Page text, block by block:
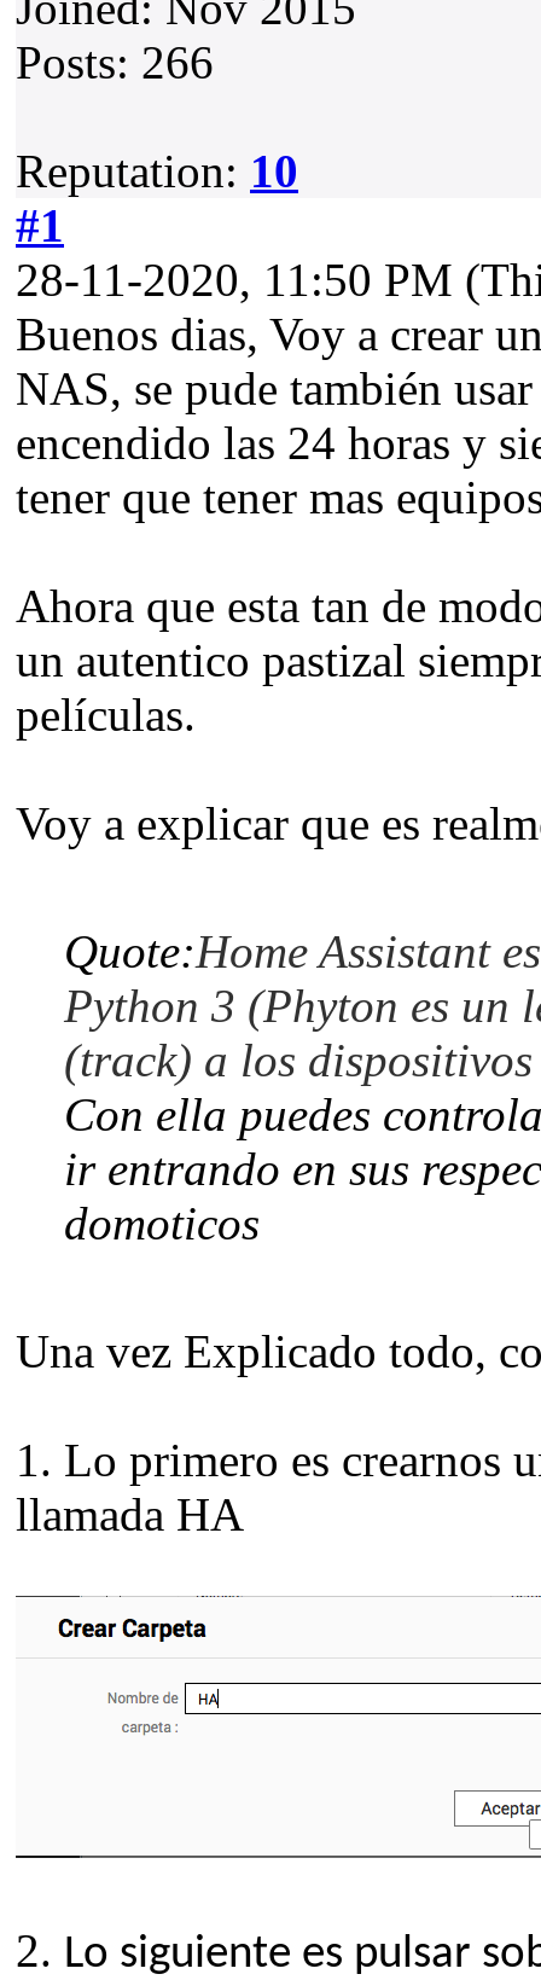
Posts: 266
Reputation: 10
#1
28-11-2020, 11:50 PM
Buenos dias, Voy a crear
NAS, se pude también
encendido las 24 horas y
tener que tener mas
Ahora que esta tan de
un autentico pastizal
películas.
Voy a explicar que es
Quote:Home Assistant
Python 3 (Phyton es un
(track) a los
Con ella puedes
ir entrando en sus
domoticos
Una vez Explicado todo,
1. Lo primero es crearnos
llamada HA
2. Lo siguiente es pulsar